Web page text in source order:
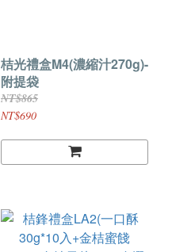
桔光禮盒M4(濃縮汁270g)-
附提袋
NT$865
NT$690